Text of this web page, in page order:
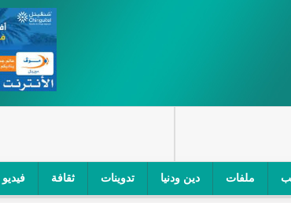
ملفات دين ودنيا تدوينات ثقافة فيديو
الجنوبية/إينشيري "أمن الطرق" یشن حملة